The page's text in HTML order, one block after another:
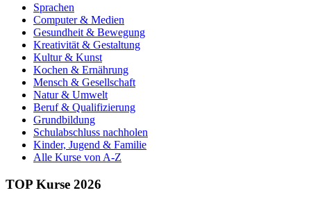
Sprachen
Computer & Medien
Gesundheit & Bewegung
Kreativität & Gestaltung
Kultur & Kunst
Kochen & Ernährung
Mensch & Gesellschaft
Natur & Umwelt
Beruf & Qualifizierung
Grundbildung
Schulabschluss nachholen
Kinder, Jugend & Familie
Alle Kurse von A-Z
TOP Kurse 2026